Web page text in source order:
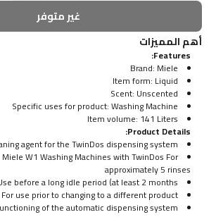
غير متوفر
أهم المميزات
Features:
Brand: Miele
Item form: Liquid
Scent: Unscented
Specific uses for product: Washing Machine
Item volume: 141 Liters
Product Details:
agent for the TwinDos dispensing system
W1 Washing Machines with TwinDos For
approximately 5 rinses
before a long idle period (at least 2 months)
For use prior to changing to a different product
of the automatic dispensing system